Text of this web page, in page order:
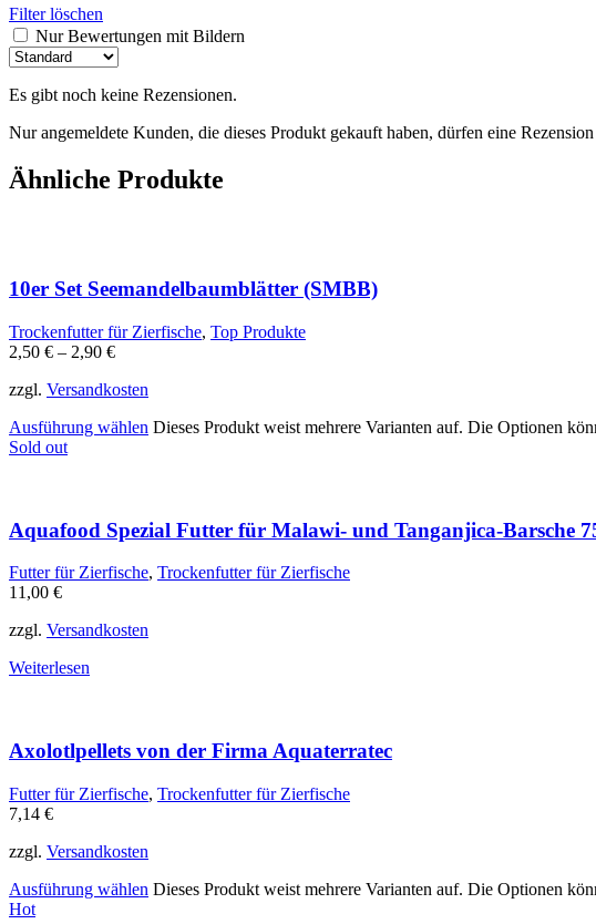
Filter löschen
Nur Bewertungen mit Bildern
Es gibt noch keine Rezensionen.
Nur angemeldete Kunden, die dieses Produkt gekauft haben, dürfen eine Rezension
Ähnliche Produkte
10er Set Seemandelbaumblätter (SMBB)
Trockenfutter für Zierfische, Top Produkte
2,50 € – 2,90 €
zzgl. Versandkosten
Ausführung wählen Dieses Produkt weist mehrere Varianten auf. Die Optionen
Sold out
Aquafood Spezial Futter für Malawi- und Tanganjica-Barsche
Futter für Zierfische, Trockenfutter für Zierfische
11,00 €
zzgl. Versandkosten
Weiterlesen
Axolotlpellets von der Firma Aquaterratec
Futter für Zierfische, Trockenfutter für Zierfische
7,14 €
zzgl. Versandkosten
Ausführung wählen Dieses Produkt weist mehrere Varianten auf. Die Optionen
Hot